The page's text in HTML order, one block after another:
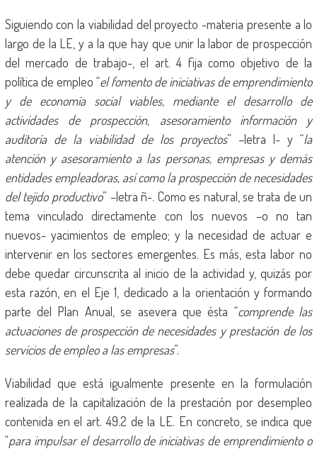
Siguiendo con la viabilidad del proyecto -materia presente a lo
largo de la LE, y a la que hay que unir la labor de prospección
del mercado de trabajo-, el art. 4 fija como objetivo de la
política de empleo “el fomento de iniciativas de emprendimiento
y de economía social viables, mediante el desarrollo de
actividades de prospección, asesoramiento información y
auditoría de la viabilidad de los proyectos” –letra l- y “la
atención y asesoramiento a las personas, empresas y demás
entidades empleadoras, así como la prospección de necesidades
del tejido productivo” –letra ñ-. Como es natural, se trata de un
tema vinculado directamente con los nuevos –o no tan
nuevos- yacimientos de empleo; y la necesidad de actuar e
intervenir en los sectores emergentes. Es más, esta labor no
debe quedar circunscrita al inicio de la actividad y, quizás por
esta razón, en el Eje 1, dedicado a la orientación y formando
parte del Plan Anual, se asevera que ésta “comprende las
actuaciones de prospección de necesidades y prestación de los
servicios de empleo a las empresas”.
Viabilidad que está igualmente presente en la formulación
realizada de la capitalización de la prestación por desempleo
contenida en el art. 49.2 de la LE. En concreto, se indica que
“para impulsar el desarrollo de iniciativas de emprendimiento o